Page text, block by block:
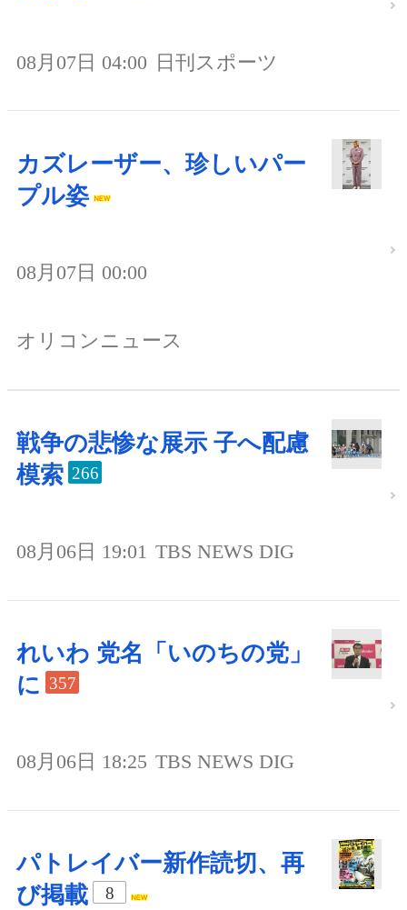
08月07日 04:00 日刊スポーツ
カズレーザー、珍しいパー
プル姿
08月07日 00:00
オリコンニュース
戦争の悲惨な展示 子へ配慮
模索 266
08月06日 19:01 TBS NEWS DIG
れいわ 党名「いのちの党」
に 357
08月06日 18:25 TBS NEWS DIG
パトレイバー新作読切、再
び掲載
8